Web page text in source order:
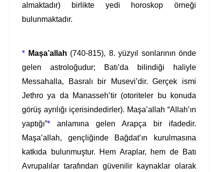
almaktadır) birlikte yedi horoskop örneği
bulunmaktadır.
* Maşa’allah (740-815), 8. yüzyıl sonlarının önde
gelen astroloğudur; Batı’da bilindiği haliyle
Messahalla, Basralı bir Musevi’dir. Gerçek ismi
Jethro ya da Manasseh’tir (otoriteler bu konuda
görüş ayrılığı içerisindedirler). Maşa’allah “Allah’ın
yaptığı”* anlamına gelen Arapça bir ifadedir.
Maşa’allah, gençliğinde Bağdat’ın kurulmasına
katkıda bulunmuştur. Hem Araplar, hem de Batı
Avrupalılar tarafından güvenilir kaynaklar olarak